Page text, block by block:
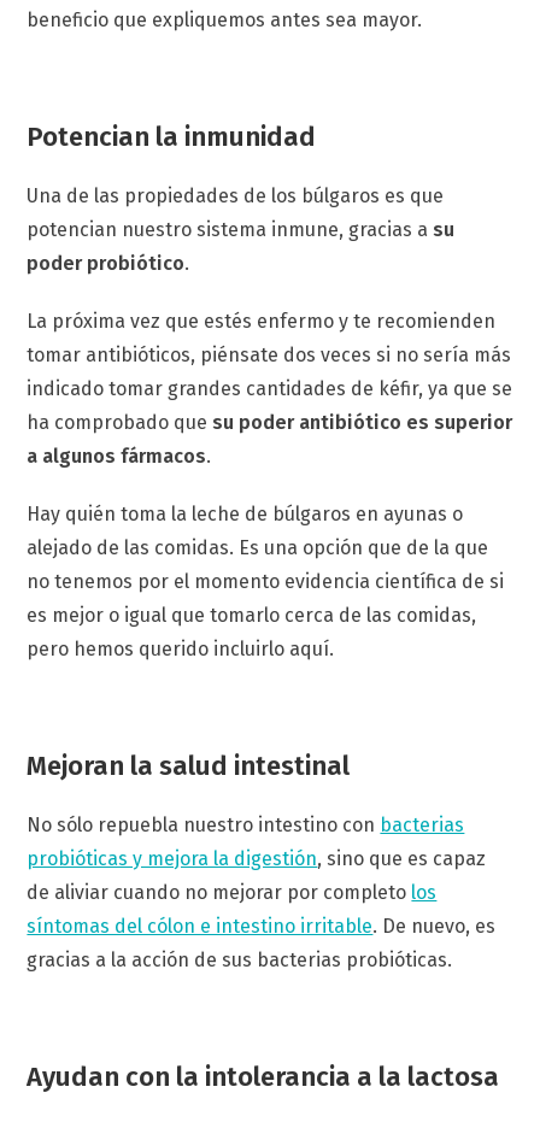
beneficio que expliquemos antes sea mayor.
Potencian la inmunidad
Una de las propiedades de los búlgaros es que
potencian nuestro sistema inmune, gracias asu
poder probiótico.
La próxima vez que estés enfermo y te recomienden
tomar antibióticos, piénsate dos veces si no sería más
indicado tomar grandes cantidades de kéfir, ya que se
ha comprobado quesu poder antibiótico es superior
a algunos fármacos.
Hay quién toma la leche de búlgaros en ayunas o
alejado de las comidas. Es una opción que de la que
no tenemos por el momento evidencia científica de si
es mejor o igual que tomarlo cerca de las comidas,
pero hemos querido incluirlo aquí.
Mejoran la salud intestinal
No sólo repuebla nuestro intestino con bacterias
probióticas y mejora la digestión, sino que es capaz
de aliviar cuando no mejorar por completo los
síntomas del cólon e intestino irritable. De nuevo, es
gracias a la acción de sus bacterias probióticas.
Ayudan con la intolerancia a la lactosa